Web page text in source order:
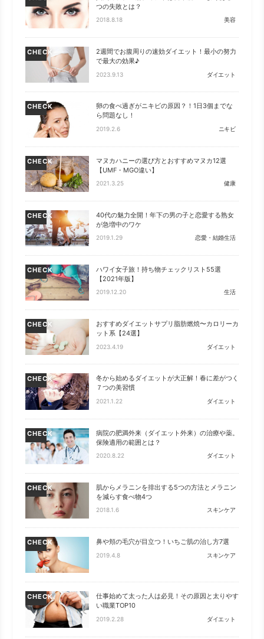
つの失敗とは？
2018.8.18 美容
CHECK
2週間でお腹周りの速効ダイエット！最小の努力
で最大の効果♪
2023.9.13 ダイエット
CHECK
卵の食べ過ぎがニキビの原因？！1日3個までな
ら問題なし！
2019.2.6 ニキビ
CHECK
マヌカハニーの選び方とおすすめマヌカ12選
【UMF・MGO違い】
2021.3.25 健康
CHECK
40代の魅力全開！年下の男の子と恋愛する熟女
が急増中のワケ
2019.1.29 恋愛・結婚生活
CHECK
ハワイ女子旅！持ち物チェックリスト55選
【2021年版】
2019.12.20 生活
CHECK
おすすめダイエットサプリ脂肪燃焼〜カロリーカ
ット系【24選】
2023.4.19 ダイエット
CHECK
冬から始めるダイエットが大正解！春に差がつく
７つの美習慣
2021.1.22 ダイエット
CHECK
病院の肥満外来（ダイエット外来）の治療や薬。
保険適用の範囲とは？
2020.8.22 ダイエット
CHECK
肌からメラニンを排出する5つの方法とメラニン
を減らす食べ物4つ
2018.1.6 スキンケア
CHECK 鼻や頬の毛穴が目立つ！いちご肌の治し方7選
2019.4.8 スキンケア
CHECK
仕事始めて太った人は必見！その原因と太りやす
い職業TOP10
2019.2.28 ダイエット